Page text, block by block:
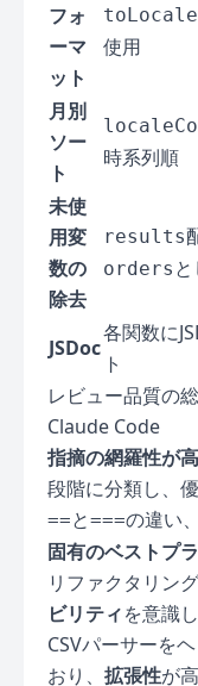
フォ
ーマ
ット
使用
月別
ソー
ト
時系列順
未使
用変
数の
除去
results
orders
JSDoc
各関数に
ト
レビュー品質の
Claude Code
指摘の網羅性が
段階に分類し、
==と===の違い、
固有のベストプ
リファクタリン
ビリティを意識
CSVパーサーを
おり、 拡張性が